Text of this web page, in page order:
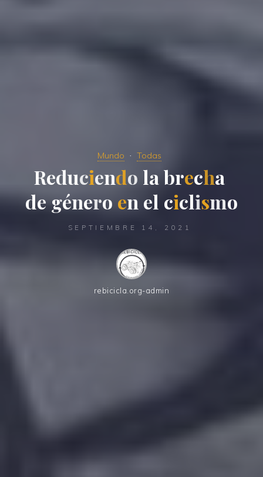
Mundo Todas
Reduciendo labrecha
degénero en el ciclismo
SEPTIEMBRE 14, 2021
rebicicla.org-admin